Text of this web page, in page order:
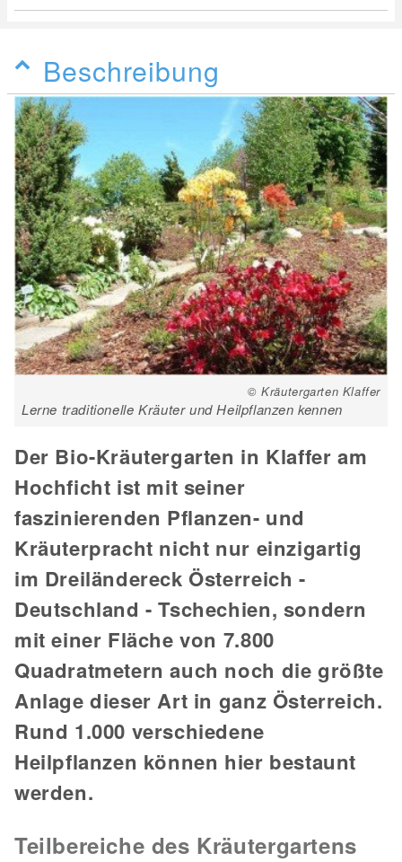
Beschreibung
© Kräutergarten Klaffer
Lerne traditionelle Kräuter und Heilpflanzen kennen
Der Bio-Kräutergarten in Klaffer am
Hochficht ist mit seiner
faszinierenden Pflanzen- und
Kräuterpracht nicht nur einzigartig
im Dreiländereck Österreich -
Deutschland - Tschechien, sondern
mit einer Fläche von 7.800
Quadratmetern auch noch die größte
Anlage dieser Art in ganz Österreich.
Rund 1.000 verschiedene
Heilpflanzen können hier bestaunt
werden.
Teilbereiche des Kräutergartens